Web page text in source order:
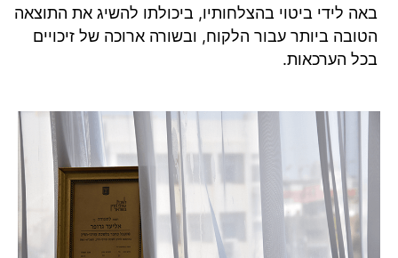
באה לידי ביטוי בהצלחותיו, ביכולתו להשיג את התוצאה
הטובה ביותר עבור הלקוח, ובשורה ארוכה של זיכויים
בכל הערכאות.